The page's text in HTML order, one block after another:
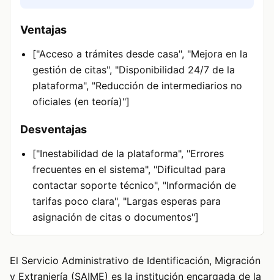
Ventajas
["Acceso a trámites desde casa", "Mejora en la
gestión de citas", "Disponibilidad 24/7 de la
plataforma", "Reducción de intermediarios no
oficiales (en teoría)"]
Desventajas
["Inestabilidad de la plataforma", "Errores
frecuentes en el sistema", "Dificultad para
contactar soporte técnico", "Información de
tarifas poco clara", "Largas esperas para
asignación de citas o documentos"]
El Servicio Administrativo de Identificación, Migración
y Extranjería (SAIME) es la institución encargada de la